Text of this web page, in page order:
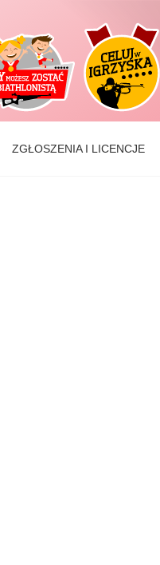
ZGŁOSZENIA I LICENCJE